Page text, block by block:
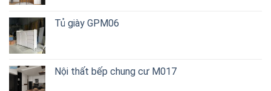
Tủ giày GPM06
Nội thất bếp chung cư M017